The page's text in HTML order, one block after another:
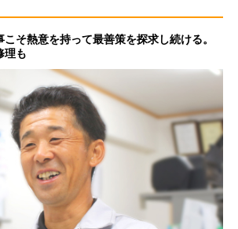
そ熱意を持って最善策を探求し続ける。
理も